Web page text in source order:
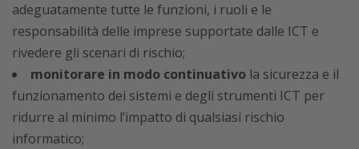
adeguatamente tutte le funzioni, i ruoli e le
responsabilità delle imprese supportate dalle ICT e
rivedere gli scenari di rischio;
monitorare in modo continuativo la sicurezza e il
funzionamento dei sistemi e degli strumenti ICT per
ridurre al minimo l’impatto di qualsiasi rischio
informatico;